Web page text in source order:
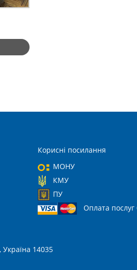
Корисні посилання
МОНУ
КМУ
ПУ
Оплата
Україна 14035